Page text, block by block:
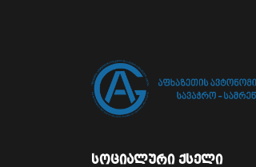
სოციალური ქსელი